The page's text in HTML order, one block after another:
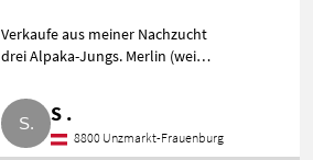
Verkaufe aus meiner Nachzucht
drei Alpaka-Jungs. Merlin (weiß,
Columbus (braun, Wallach, geb.
2022) sind Halbbrüder und auf
Bild 1 zu sehen. I
S .
8800 Unzmarkt-Frauenburg